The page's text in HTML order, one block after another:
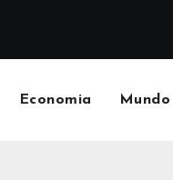
Economia Mundo